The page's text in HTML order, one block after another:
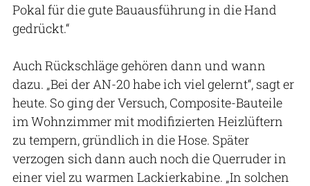
Pokal für die gute Bauausführung in die Hand
gedrückt.“
Auch Rückschläge gehören dann und wann
dazu. „Bei der AN-20 habe ich viel gelernt“, sagt er
heute. So ging der Versuch, Composite-Bauteile
im Wohnzimmer mit modifizierten Heizlüftern
zu tempern, gründlich in die Hose. Später
verzogen sich dann auch noch die Querruder in
einer viel zu warmen Lackierkabine. „In solchen